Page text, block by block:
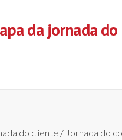
da jornada
do cliente / Jornada do